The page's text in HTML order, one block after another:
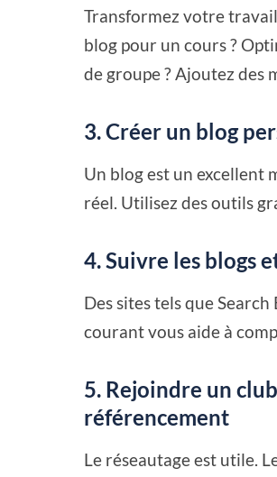
Transformez votre
blog pour un cours ?
de groupe ? Ajoutez des
3. Créer un blog
Un blog est un excellent
réel. Utilisez des outils
4. Suivre les blogs
Des sites tels que
courant vous aide à
5. Rejoindre un
référencement
Le réseautage est utile.